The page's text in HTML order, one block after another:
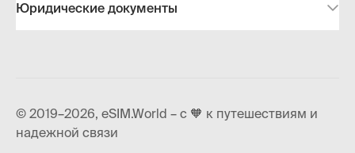
Юридические документы
© 2019–2026, eSIM.World – с 🧡 к путешествиям и
надежной связи